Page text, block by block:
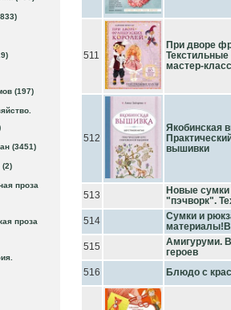
(197)
(3451)
(2)
проза
проза
511
При дворе
мастер-
512
Якобинская
вышивки
513
Новые сумки
"пэчворк".
514
Сумки и
515
Амигуруми.
героев
516
Блюдо с